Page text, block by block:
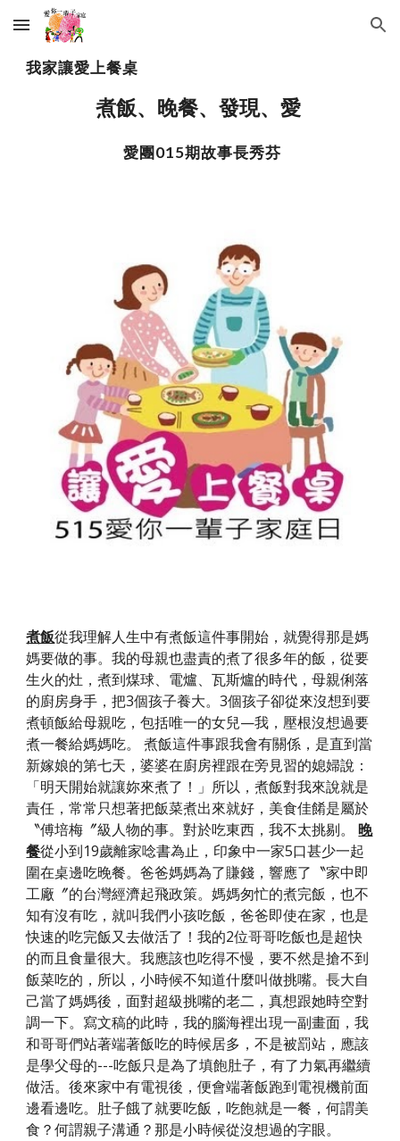
Skip to main content Skip to navigation
我家讓愛上餐桌
煮飯、晚餐、發現、愛
愛團015期故事長秀芬
煮飯從我理解人生中有煮飯這件事開始，就覺得那是媽
媽要做的事。我的母親也盡責的煮了很多年的飯，從要
生火的灶，煮到煤球、電爐、瓦斯爐的時代，母親俐落
的廚房身手，把3個孩子養大。3個孩子卻從來沒想到要
煮頓飯給母親吃，包括唯一的女兒—我，壓根沒想過要
煮一餐給媽媽吃。 煮飯這件事跟我會有關係，是直到當
新嫁娘的第七天，婆婆在廚房裡跟在旁見習的媳婦說：
「明天開始就讓妳來煮了！」所以，煮飯對我來說就是
責任，常常只想著把飯菜煮出來就好，美食佳餚是屬於
〝傅培梅〞級人物的事。對於吃東西，我不太挑剔。 晚
餐從小到19歲離家唸書為止，印象中一家5口甚少一起
圍在桌邊吃晚餐。爸爸媽媽為了賺錢，響應了〝家中即
工廠〞的台灣經濟起飛政策。媽媽匆忙的煮完飯，也不
知有沒有吃，就叫我們小孩吃飯，爸爸即使在家，也是
快速的吃完飯又去做活了！我的2位哥哥吃飯也是超快
的而且食量很大。我應該也吃得不慢，要不然是搶不到
飯菜吃的，所以，小時候不知道什麼叫做挑嘴。長大自
己當了媽媽後，面對超級挑嘴的老二，真想跟她時空對
調一下。寫文稿的此時，我的腦海裡出現一副畫面，我
和哥哥們站著端著飯吃的時候居多，不是被罰站，應該
是學父母的---吃飯只是為了填飽肚子，有了力氣再繼續
做活。後來家中有電視後，便會端著飯跑到電視機前面
邊看邊吃。肚子餓了就要吃飯，吃飽就是一餐，何謂美
食？何謂親子溝通？那是小時候從沒想過的字眼。